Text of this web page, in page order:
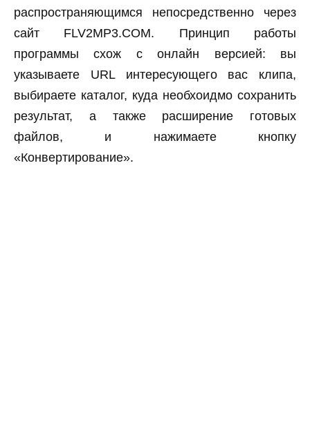
распространяющимся непосредственно через
сайт FLV2MP3.COM. Принцип работы
программы схож с онлайн версией: вы
указываете URL интересующего вас клипа,
выбираете каталог, куда необхоидмо сохранить
результат, а также расширение готовых
файлов, и нажимаете кнопку
«Конвертирование».